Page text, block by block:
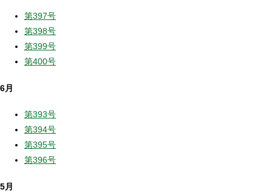
第397号
第398号
第399号
第400号
6月
第393号
第394号
第395号
第396号
5月